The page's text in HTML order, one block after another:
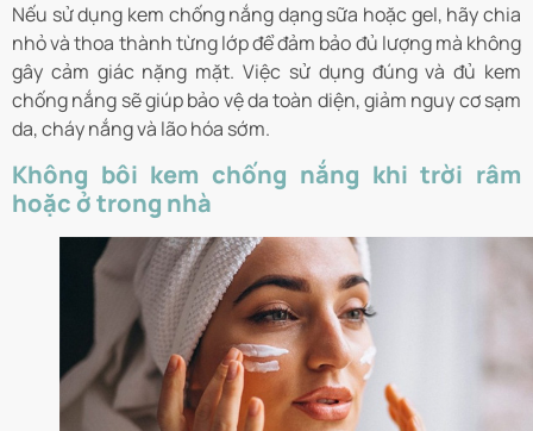
Nếu sử dụng kem chống nắng dạng sữa hoặc gel, hãy chia
nhỏ và thoa thành từng lớp để đảm bảo đủ lượng mà không
gây cảm giác nặng mặt. Việc sử dụng đúng và đủ kem
chống nắng sẽ giúp bảo vệ da toàn diện, giảm nguy cơ sạm
da, cháy nắng và lão hóa sớm.
Không bôi kem chống nắng khi trời râm
hoặc ở trong nhà